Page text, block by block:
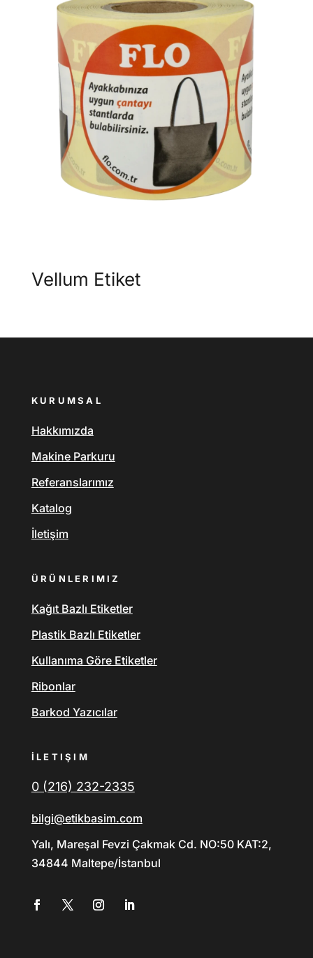
Vellum Etiket
KURUMSAL
Hakkımızda
Makine Parkuru
Referanslarımız
Katalog
İletişim
ÜRÜNLERIMIZ
Kağıt Bazlı Etiketler
Plastik Bazlı Etiketler
Kullanıma Göre Etiketler
Ribonlar
Barkod Yazıcılar
İLETIŞIM
0 (216) 232-2335
bilgi@etikbasim.com
Yalı, Mareşal Fevzi Çakmak Cd. NO:50 KAT:2,
34844 Maltepe/İstanbul